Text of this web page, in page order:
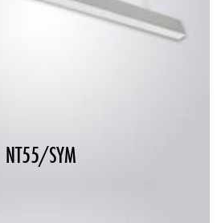
NT55/SYM